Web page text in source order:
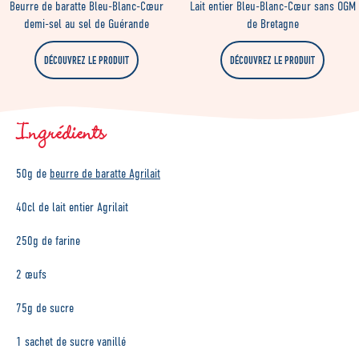
Beurre de baratte Bleu-Blanc-Cœur
demi-sel au sel de Guérande
DÉCOUVREZ LE PRODUIT
Lait entier Bleu-Blanc-Cœur sans OGM
de Bretagne
DÉCOUVREZ LE PRODUIT
Ingrédients
50g de beurre de baratte Agrilait
40cl de lait entier Agrilait
250g de farine
2 œufs
75g de sucre
1 sachet de sucre vanillé